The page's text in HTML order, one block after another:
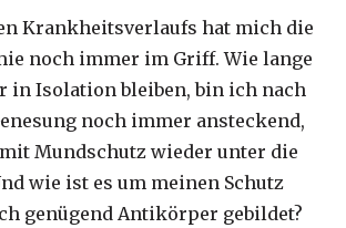
Krankheitsverlaufs hat mich die
noch immer im Griff. Wie lange
in Isolation bleiben, bin ich nach
noch immer ansteckend,
Mundschutz wieder unter die
wie ist es um meinen Schutz
genügend Antikörper gebildet?